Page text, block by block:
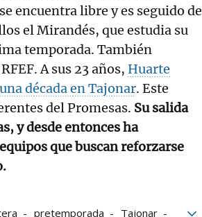
encuentra libre y es seguido de
el Mirandés, que estudia su
temporada. También
A sus 23 años, Huarte
década en Tajonar. Este
del Promesas. Su salida
y desde entonces ha
que buscan reforzarse
pretemporada Tajonar